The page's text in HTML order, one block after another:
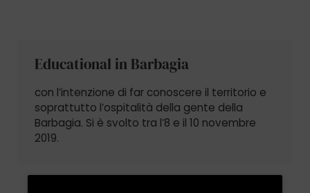
Educational in Barbagia
con l’intenzione di far conoscere il territorio e
soprattutto l’ospitalità della gente della
Barbagia. Si è svolto tra l’8 e il 10 novembre
2019.